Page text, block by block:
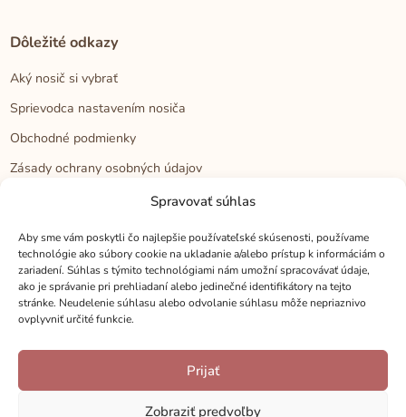
Spravovať súhlas
Aby sme vám poskytli čo najlepšie používateľské skúsenosti, používame
technológie ako súbory cookie na ukladanie a/alebo prístup k informáciám o
zariadení. Súhlas s týmito technológiami nám umožní spracovávať údaje,
ako je správanie pri prehliadaní alebo jedinečné identifikátory na tejto
stránke. Neudelenie súhlasu alebo odvolanie súhlasu môže nepriaznivo
ovplyvniť určité funkcie.
Prijať
Zobraziť predvoľby
Dôležité odkazy
Aký nosič si vybrať
Sprievodca nastavením nosiča
Obchodné podmienky
Zásady ochrany osobných údajov
Kontakt
Kontakt
Zákaznícka podpora